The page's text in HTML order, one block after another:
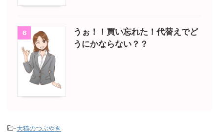
6
うぉ！！買い忘れた！代替えでど
うにかならない？？
-大猫のつぶやき